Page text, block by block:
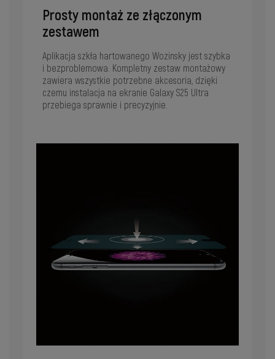
Prosty montaż ze złączonym
zestawem
Aplikacja szkła hartowanego Wozinsky jest szybka
i bezproblemowa. Kompletny zestaw montażowy
zawiera wszystkie potrzebne akcesoria, dzięki
czemu instalacja na ekranie Galaxy S25 Ultra
przebiega sprawnie i precyzyjnie.